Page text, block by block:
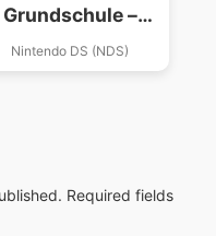
Grundschule –
– Klasse 1-
4
Nintendo DS (NDS)
Required fields